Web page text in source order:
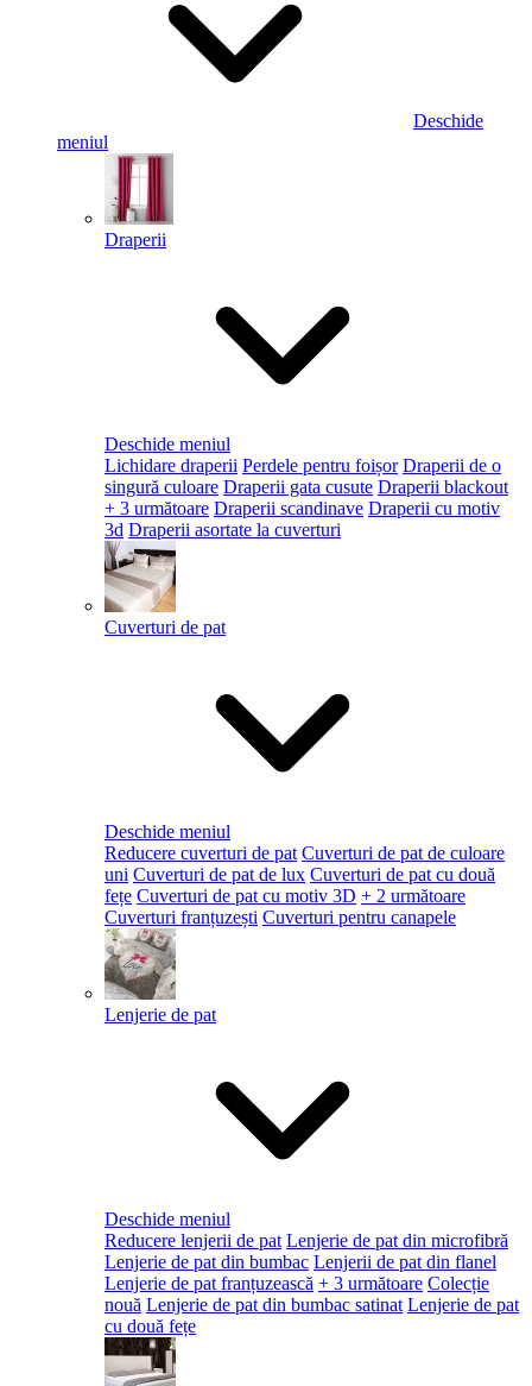
Deschide
meniul
Draperii
Deschide meniul
Lichidare draperii Perdele pentru foișor Draperii de o
singură culoare Draperii gata cusute Draperii blackout
+ 3 următoare Draperii scandinave Draperii cu motiv
3d Draperii asortate la cuverturi
Cuverturi de pat
Deschide meniul
Reducere cuverturi de pat Cuverturi de pat de culoare
uni Cuverturi de pat de lux Cuverturi de pat cu două
fețe Cuverturi de pat cu motiv 3D + 2 următoare
Cuverturi franțuzești Cuverturi pentru canapele
Lenjerie de pat
Deschide meniul
Reducere lenjerii de pat Lenjerie de pat din microfibră
Lenjerie de pat din bumbac Lenjerii de pat din flanel
Lenjerie de pat franțuzească + 3 următoare Colecție
nouă Lenjerie de pat din bumbac satinat Lenjerie de pat
cu două fețe